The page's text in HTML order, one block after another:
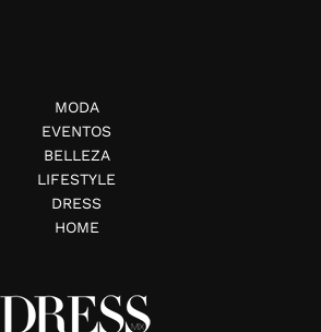
MODA
EVENTOS
BELLEZA
LIFESTYLE
DRESS
HOME